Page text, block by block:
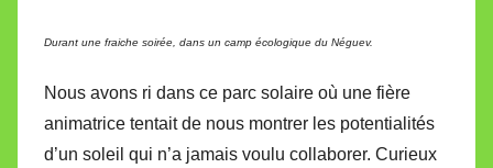
Durant une fraiche soirée, dans un camp écologique du Néguev.
Nous avons ri dans ce parc solaire où une fière
animatrice tentait de nous montrer les potentialités
d’un soleil qui n’a jamais voulu collaborer. Curieux